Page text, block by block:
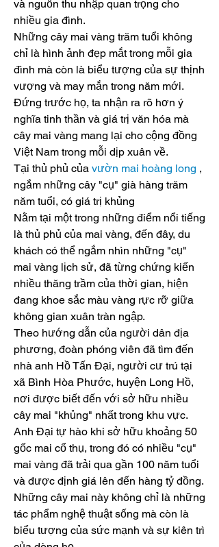
và nguồn thu nhập quan trọng cho
nhiều gia đình.
Những cây mai vàng trăm tuổi không
chỉ là hình ảnh đẹp mắt trong mỗi gia
đình mà còn là biểu tượng của sự thịnh
vượng và may mắn trong năm mới.
Đứng trước họ, ta nhận ra rõ hơn ý
nghĩa tinh thần và giá trị văn hóa mà
cây mai vàng mang lại cho cộng đồng
Việt Nam trong mỗi dịp xuân về.
Tại thủ phủ của vườn mai hoàng long ,
ngắm những cây "cụ" già hàng trăm
năm tuổi, có giá trị khủng
Nằm tại một trong những điểm nổi tiếng
là thủ phủ của mai vàng, đến đây, du
khách có thể ngắm nhìn những "cụ"
mai vàng lịch sử, đã từng chứng kiến
nhiều thăng trầm của thời gian, hiện
đang khoe sắc màu vàng rực rỡ giữa
không gian xuân tràn ngập.
Theo hướng dẫn của người dân địa
phương, đoàn phóng viên đã tìm đến
nhà anh Hồ Tấn Đại, người cư trú tại
xã Bình Hòa Phước, huyện Long Hồ,
nơi được biết đến với sở hữu nhiều
cây mai "khủng" nhất trong khu vực.
Anh Đại tự hào khi sở hữu khoảng 50
gốc mai cổ thụ, trong đó có nhiều "cụ"
mai vàng đã trải qua gần 100 năm tuổi
và được định giá lên đến hàng tỷ đồng.
Những cây mai này không chỉ là những
tác phẩm nghệ thuật sống mà còn là
biểu tượng của sức mạnh và sự kiên trì